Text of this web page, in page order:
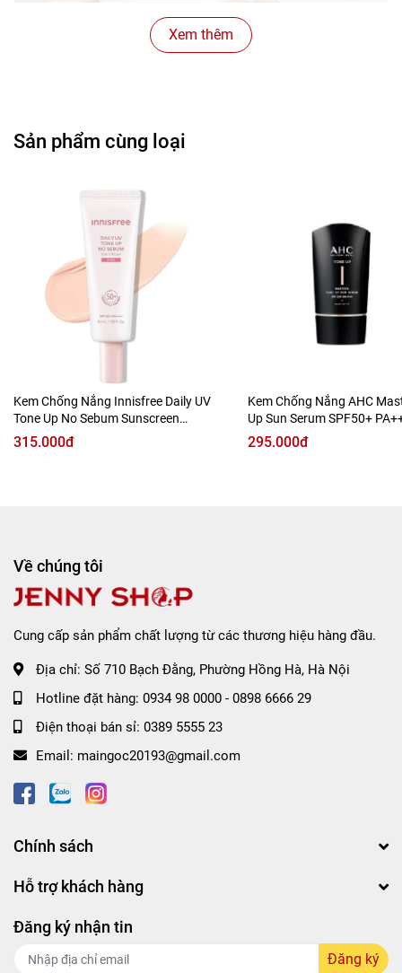
Màng lọc vật lý lai hoá học với chỉ số 𝐏𝐀 𝟏𝟗.𝟕 và 𝐒𝐏𝐅 𝟓𝟕.𝟑.
Ưu điểm:
▪️ Cấp ẩm căng bóng (Kết quả cấp ẩm của em này đã được
▪️ Texture dạng cream hồng nhạt, dễ tán, không bết rít
thích hợp đối với cả thời tiết nắng nóng 💯
▪️ Công thức chứa 𝐏𝐚𝐧𝐭𝐡𝐞𝐧𝐨𝐥, 𝐂𝐞𝐧𝐭𝐞𝐥𝐥𝐚 𝐀𝐬𝐢𝐚𝐭𝐢𝐜𝐚, 𝐥𝐨̂ 𝐡𝐨̣̂𝐢,
Xem thêm
Sản phẩm cùng loại
Kem Chống Nắng Innisfree Daily UV
Tone Up No Sebum Sunscreen
SPF50+ PA++++
315.000đ
Kem Chống Nắng AHC
Up Sun Serum SPF50+
295.000đ
Về chúng tôi
Cung cấp sản phẩm chất lượng từ các thương hiệu hàng đầu.
Địa chỉ: Số 710 Bạch Đằng, Phường Hồng Hà, Hà Nội
Hotline đặt hàng: 0934 98 0000 - 0898 6666 29
Điện thoại bán sỉ: 0389 5555 23
Email: maingoc20193@gmail.com
Chính sách
Hỗ trợ khách hàng
Đăng ký nhận tin
Đăng ký